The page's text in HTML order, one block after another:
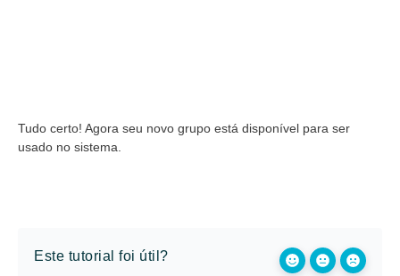
Tudo certo! Agora seu novo grupo está disponível para ser
usado no sistema.
Este tutorial foi útil?